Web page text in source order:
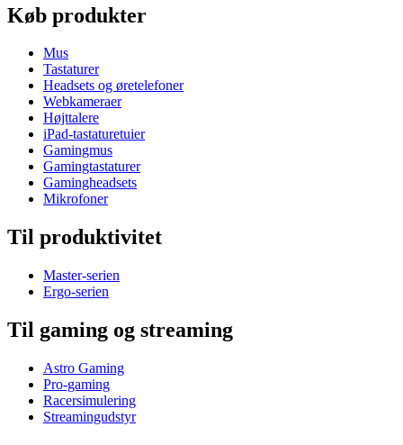
Køb produkter
Mus
Tastaturer
Headsets og øretelefoner
Webkameraer
Højttalere
iPad-tastaturetuier
Gamingmus
Gamingtastaturer
Gamingheadsets
Mikrofoner
Til produktivitet
Master-serien
Ergo-serien
Til gaming og streaming
Astro Gaming
Pro-gaming
Racersimulering
Streamingudstyr